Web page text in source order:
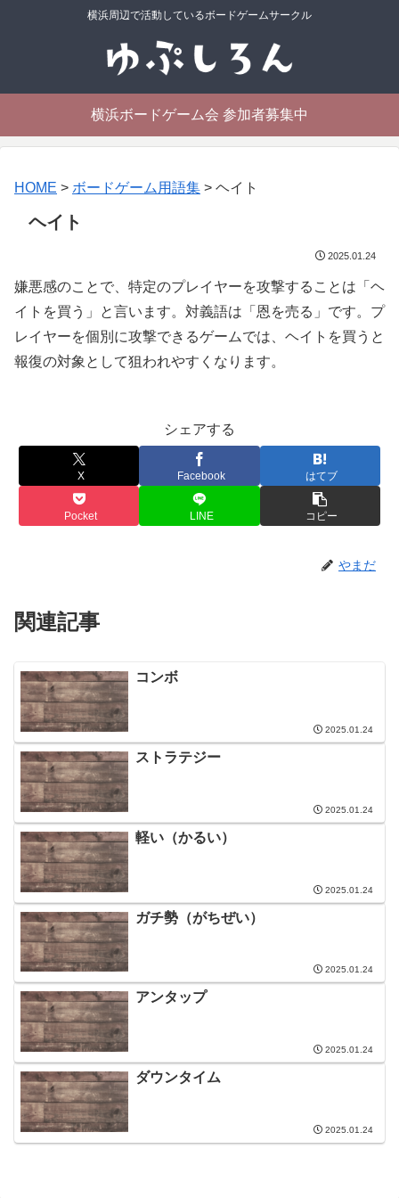
横浜周辺で活動しているボードゲームサークル
横浜ボードゲーム会 参加者募集中
HOME > ボードゲーム用語集 > ヘイト
ヘイト
2025.01.24
嫌悪感のことで、特定のプレイヤーを攻撃することは「ヘ
イトを買う」と言います。対義語は「恩を売る」です。プ
レイヤーを個別に攻撃できるゲームでは、ヘイトを買うと
報復の対象として狙われやすくなります。
シェアする
X Facebook はてブ
Pocket LINE コピー
やまだ
関連記事
コンボ
2025.01.24
ストラテジー
2025.01.24
軽い（かるい）
2025.01.24
ガチ勢（がちぜい）
2025.01.24
アンタップ
2025.01.24
ダウンタイム
2025.01.24